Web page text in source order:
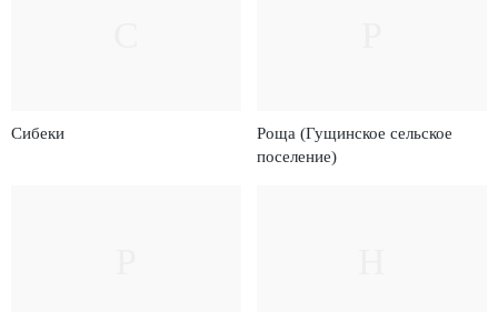
Сибеки
Роща (Гущинское сельское
поселение)